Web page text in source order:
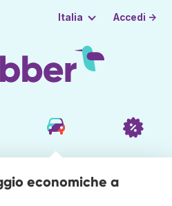
Italia Accedi →
economiche a